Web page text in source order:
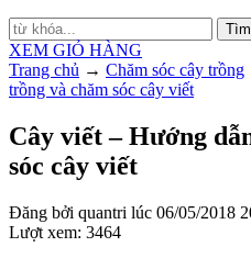
XEM GIỎ HÀNG
Trang chủ → Chăm sóc cây trồng
trồng và chăm sóc cây viết
Cây viết – Hướng
sóc cây viết
Đăng bởi quantri lúc 06/05/2018
Lượt xem: 3464